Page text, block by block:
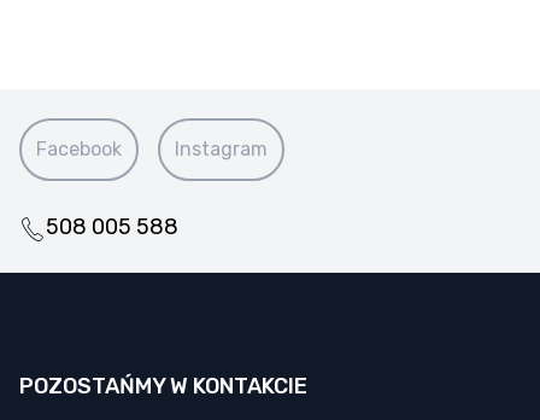
Facebook Instagram
508 005 588
POZOSTAŃMY W KONTAKCIE